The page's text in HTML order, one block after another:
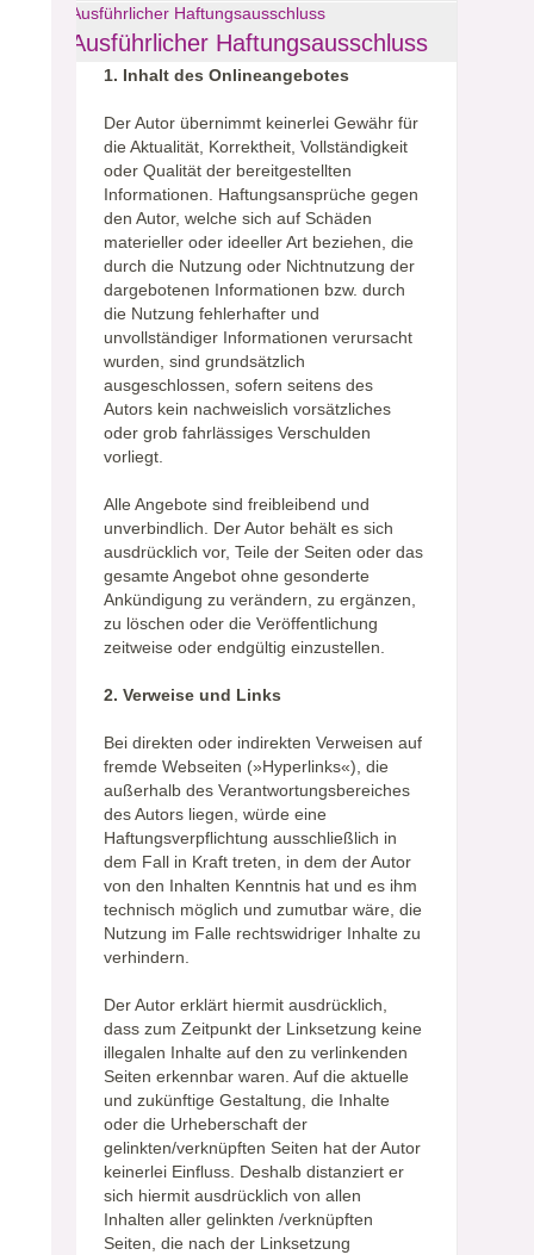
Ausführlicher Haftungsausschluss
Ausführlicher Haftungsausschluss
1. Inhalt des Onlineangebotes
Der Autor übernimmt keinerlei Gewähr für
die Aktualität, Korrektheit, Vollständigkeit
oder Qualität der bereitgestellten
Informationen. Haftungsansprüche gegen
den Autor, welche sich auf Schäden
materieller oder ideeller Art beziehen, die
durch die Nutzung oder Nichtnutzung der
dargebotenen Informationen bzw. durch
die Nutzung fehlerhafter und
unvollständiger Informationen verursacht
wurden, sind grundsätzlich
ausgeschlossen, sofern seitens des
Autors kein nachweislich vorsätzliches
oder grob fahrlässiges Verschulden
vorliegt.
Alle Angebote sind freibleibend und
unverbindlich. Der Autor behält es sich
ausdrücklich vor, Teile der Seiten oder das
gesamte Angebot ohne gesonderte
Ankündigung zu verändern, zu ergänzen,
zu löschen oder die Veröffentlichung
zeitweise oder endgültig einzustellen.
2. Verweise und Links
Bei direkten oder indirekten Verweisen auf
fremde Webseiten (»Hyperlinks«), die
außerhalb des Verantwortungsbereiches
des Autors liegen, würde eine
Haftungsverpflichtung ausschließlich in
dem Fall in Kraft treten, in dem der Autor
von den Inhalten Kenntnis hat und es ihm
technisch möglich und zumutbar wäre, die
Nutzung im Falle rechtswidriger Inhalte zu
verhindern.
Der Autor erklärt hiermit ausdrücklich,
dass zum Zeitpunkt der Linksetzung keine
illegalen Inhalte auf den zu verlinkenden
Seiten erkennbar waren. Auf die aktuelle
und zukünftige Gestaltung, die Inhalte
oder die Urheberschaft der
gelinkten/verknüpften Seiten hat der Autor
keinerlei Einfluss. Deshalb distanziert er
sich hiermit ausdrücklich von allen
Inhalten aller gelinkten /verknüpften
Seiten, die nach der Linksetzung